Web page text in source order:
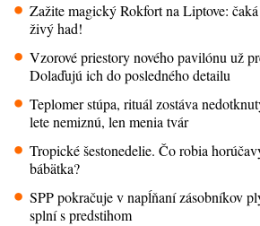
Zažite magický Rokfort na Liptove:
živý had!
Vzorové priestory nového pavilónu už
Dolaďujú ich do posledného detailu
Teplomer stúpa, rituál zostáva
lete nemiznú, len menia tvár
Tropické šestonedelie. Čo robia
bábätka?
SPP pokračuje v napĺňaní zásobníkov
splní s predstihom